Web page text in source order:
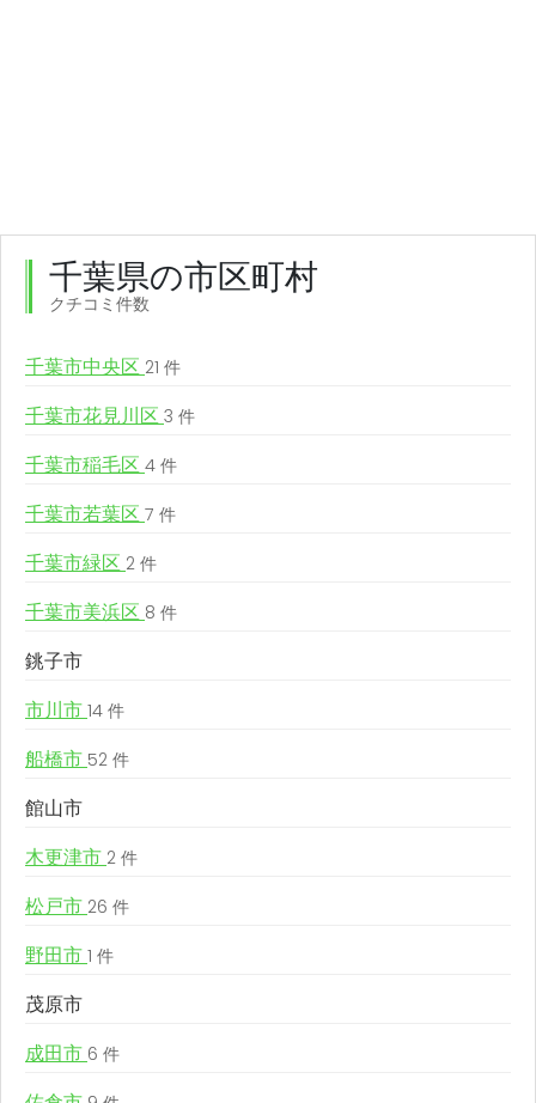
千葉県の市区町村
クチコミ件数
千葉市中央区 21 件
千葉市花見川区 3 件
千葉市稲毛区 4 件
千葉市若葉区 7 件
千葉市緑区 2 件
千葉市美浜区 8 件
銚子市
市川市 14 件
船橋市 52 件
館山市
木更津市 2 件
松戸市 26 件
野田市 1 件
茂原市
成田市 6 件